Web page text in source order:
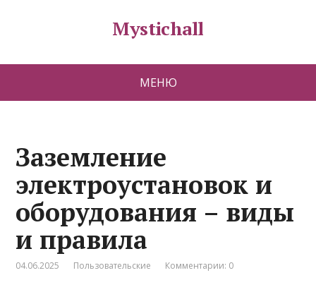
Mystichall
МЕНЮ
Заземление
электроустановок и
оборудования – виды
и правила
04.06.2025 Пользовательские Комментарии: 0